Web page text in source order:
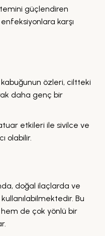
güçlendiren
enfeksiyonlara karşı
özleri, ciltteki
daha genç bir
etkileri ile sivilce ve
olabilir.
doğal ilaçlarda ve
Bu
de çok yönlü bir